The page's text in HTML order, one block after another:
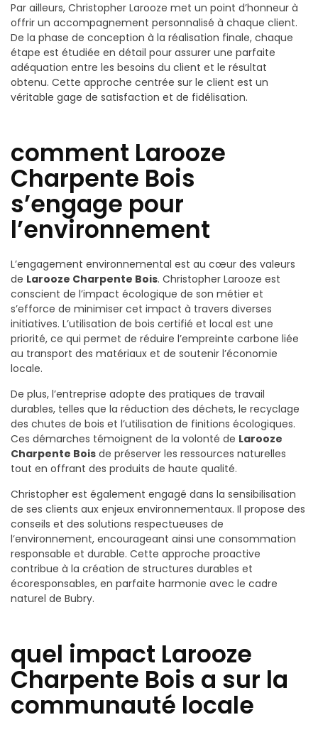
Par ailleurs, Christopher Larooze met un point d’honneur à
offrir un accompagnement personnalisé à chaque client.
De la phase de conception à la réalisation finale, chaque
étape est étudiée en détail pour assurer une parfaite
adéquation entre les besoins du client et le résultat
obtenu. Cette approche centrée sur le client est un
véritable gage de satisfaction et de fidélisation.
comment Larooze
Charpente Bois
s’engage pour
l’environnement
L’engagement environnemental est au cœur des valeurs
de Larooze Charpente Bois. Christopher Larooze est
conscient de l’impact écologique de son métier et
s’efforce de minimiser cet impact à travers diverses
initiatives. L’utilisation de bois certifié et local est une
priorité, ce qui permet de réduire l’empreinte carbone liée
au transport des matériaux et de soutenir l’économie
locale.
De plus, l’entreprise adopte des pratiques de travail
durables, telles que la réduction des déchets, le recyclage
des chutes de bois et l’utilisation de finitions écologiques.
Ces démarches témoignent de la volonté de Larooze
Charpente Bois de préserver les ressources naturelles
tout en offrant des produits de haute qualité.
Christopher est également engagé dans la sensibilisation
de ses clients aux enjeux environnementaux. Il propose des
conseils et des solutions respectueuses de
l’environnement, encourageant ainsi une consommation
responsable et durable. Cette approche proactive
contribue à la création de structures durables et
écoresponsables, en parfaite harmonie avec le cadre
naturel de Bubry.
quel impact Larooze
Charpente Bois a sur la
communauté locale